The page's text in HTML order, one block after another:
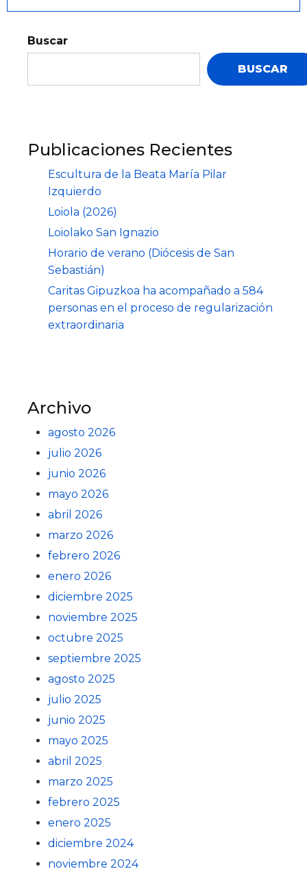
Buscar
BUSCAR
Publicaciones Recientes
Escultura de la Beata María Pilar
Izquierdo
Loiola (2026)
Loiolako San Ignazio
Horario de verano (Diócesis de San
Sebastián)
Caritas Gipuzkoa ha acompañado a 584
personas en el proceso de regularización
extraordinaria
Archivo
agosto 2026
julio 2026
junio 2026
mayo 2026
abril 2026
marzo 2026
febrero 2026
enero 2026
diciembre 2025
noviembre 2025
octubre 2025
septiembre 2025
agosto 2025
julio 2025
junio 2025
mayo 2025
abril 2025
marzo 2025
febrero 2025
enero 2025
diciembre 2024
noviembre 2024